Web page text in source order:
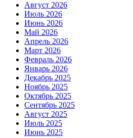
Август 2026
Июль 2026
Июнь 2026
Май 2026
Апрель 2026
Март 2026
Февраль 2026
Январь 2026
Декабрь 2025
Ноябрь 2025
Октябрь 2025
Сентябрь 2025
Август 2025
Июль 2025
Июнь 2025